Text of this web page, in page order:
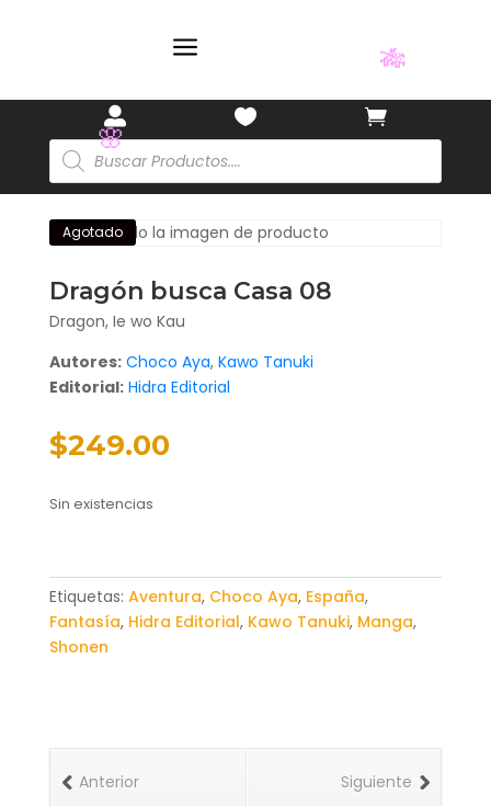
a
 

Búsqueda
de
productos
Agotado
Dragón busca Casa 08
Dragon, Ie wo Kau
Autores: Choco Aya, Kawo Tanuki
Editorial: Hidra Editorial
$249.00
Sin existencias
Etiquetas: Aventura, Choco Aya, España,
Fantasía, Hidra Editorial, Kawo Tanuki, Manga,
Shonen
Siguiente
Anterior
🎋
🌸